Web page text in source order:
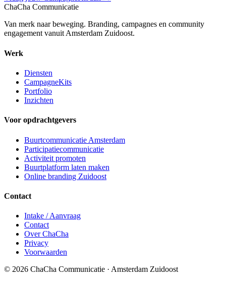
ChaCha Communicatie
Van merk naar beweging. Branding, campagnes en community
engagement vanuit Amsterdam Zuidoost.
Werk
Diensten
CampagneKits
Portfolio
Inzichten
Voor opdrachtgevers
Buurtcommunicatie Amsterdam
Participatiecommunicatie
Activiteit promoten
Buurtplatform laten maken
Online branding Zuidoost
Contact
Intake / Aanvraag
Contact
Over ChaCha
Privacy
Voorwaarden
© 2026 ChaCha Communicatie · Amsterdam Zuidoost